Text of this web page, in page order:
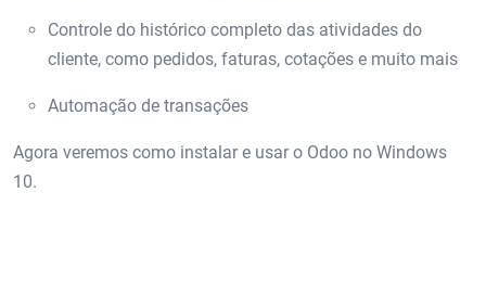
Controle do histórico completo das atividades do
cliente, como pedidos, faturas, cotações e muito mais
Automação de transações
Agora veremos como instalar e usar o Odoo no Windows
10.